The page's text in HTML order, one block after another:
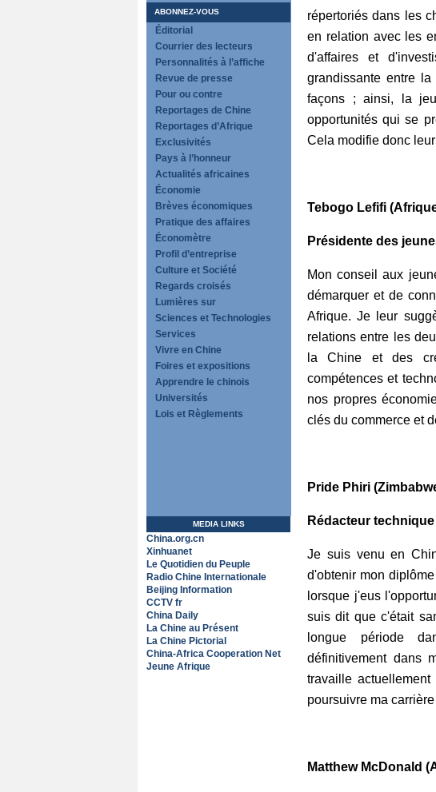
ABONNEZ-VOUS
Éditorial
Courrier des lecteurs
Personnalités à l’affiche
Revue de presse
Pour ou contre
Reportages de Chine
Reportages d’Afrique
Exclusivités
Pays à l’honneur
Actualités africaines
Économie
Brèves économiques
Pratique des affaires
Économètre
Profil d’entreprise
Culture et Société
Regards croisés
Lumières sur
Sciences et Technologies
Services
Vivre en Chine
Foires et expositions
Apprendre le chinois
Universités
Lois et Règlements
MEDIA LINKS
China.org.cn
Xinhuanet
Le Quotidien du Peuple
Radio Chine Internationale
Beijing Information
CCTV fr
China Daily
La Chine au Présent
La Chine Pictorial
China-Africa Cooperation Net
Jeune Afrique
répertoriés dans les
en relation avec les
d'affaires et
grandissante entre
façons ; ainsi, la
opportunités qui se
Cela modifie donc
Tebogo Lefifi
Présidente des
Mon conseil aux
démarquer et de
Afrique. Je leur
relations entre les
la Chine et des
compétences et
nos propres
clés du commerce et
Pride Phiri
Rédacteur
Je suis venu en
d'obtenir mon
lorsque j'eus
suis dit que c'était
longue période
définitivement dans
travaille
poursuivre ma
Matthew McDonald